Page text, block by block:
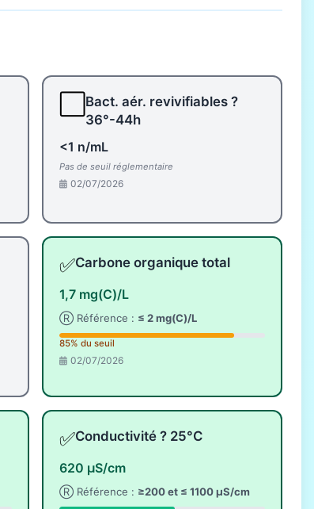
Bact. aér. revivifiables ?
36°-44h
<1 n/mL
Pas de seuil réglementaire
02/07/2026
✅Carbone organique total
1,7 mg(C)/L
Ⓡ Référence : ≤ 2 mg(C)/L
85% du seuil
02/07/2026
✅Conductivité ? 25°C
620 µS/cm
Ⓡ Référence : ≥200 et ≤ 1100 µS/cm